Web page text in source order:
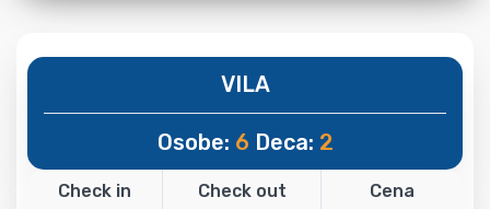
VILA
Osobe: 6 Deca: 2
Check in Check out Cena